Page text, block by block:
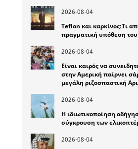
2026-08-04
Teflon και καρκίνος:Τι
πραγματική υπόθεση
2026-08-04
Είναι καιρός να
στην Αμερική παίρνει
μεγάλη ριζοσπαστική
2026-08-04
Η ιδιωτικοποίηση
σύγκρουση των
2026-08-04